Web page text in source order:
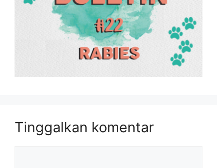
Tinggalkan komentar